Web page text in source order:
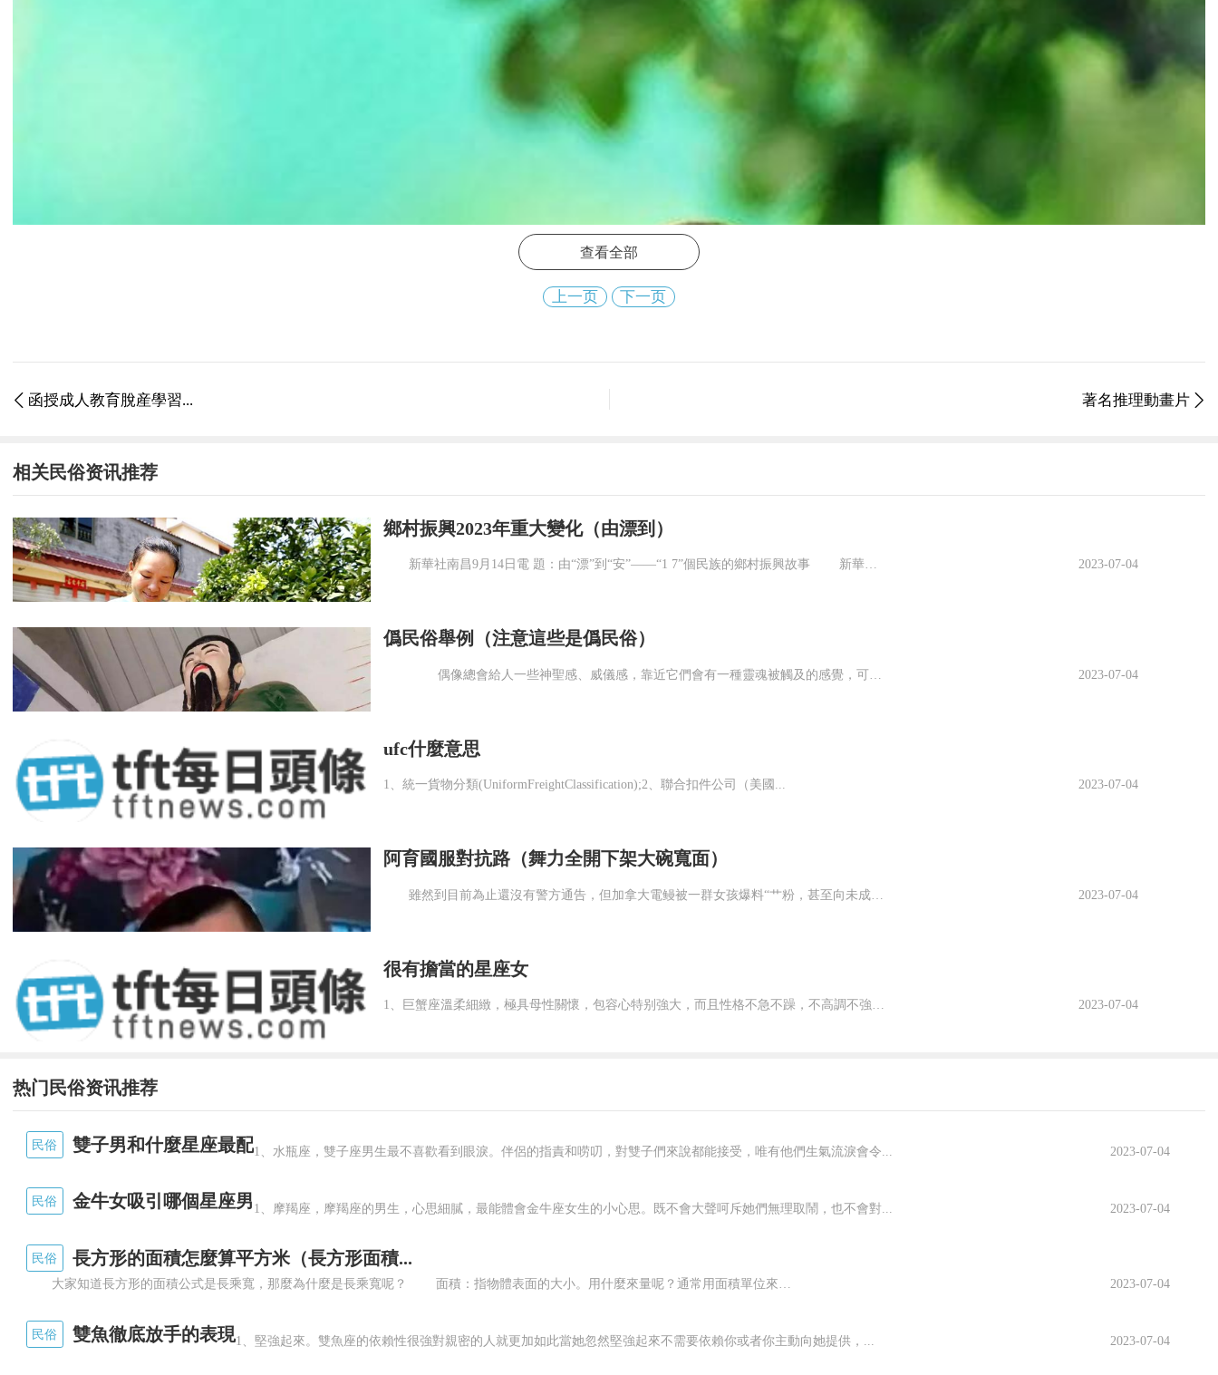
愛情鳥
查看全部
上一页 下一页
 函授成人教育脫産學習... 
著名推理動畫片
相关民俗资讯推荐
鄉村振興2023年重大變化（由漂到）
新華社南昌9月14日電 題：由“漂”到“安”——“1 7”個民族的鄉村振興故事 新華社記者袁慧晶 進入秋季，南方的太陽依舊火辣。 侗族姑娘黃志秀在自家的桃林裡忙着采摘桃膠，她額頭滲出的汗水和樹上分泌出來的桃膠，在陽光的照射下，閃閃亮亮的。 “這東西以前挂在樹上沒人要，如今賣70元一斤都有人搶着要。去年一年賣桃膠賺了3000多元。”黃志秀告... 2023-07-04
僞民俗舉例（注意這些是僞民俗）
2023-07-04
ufc什麼意思
1、統一貨物分類(UniformFreightClassification);2、聯合扣件公司（美國... 2023-07-04
阿育國服對抗路（舞力全開下架大碗寬面）
2023-07-04
很有擔當的星座女
2023-07-04
热门民俗资讯推荐
民俗 雙子男和什麼星座最配1、水瓶座，雙子座男生最不喜歡看到眼淚。伴侶的指責和唠叨，對雙子們來說都能接受，唯有他們生氣流淚會令... 2023-07-04
民俗 金牛女吸引哪個星座男1、摩羯座，摩羯座的男生，心思細膩，最能體會金牛座女生的小心思。既不會大聲呵斥她們無理取鬧，也不會對... 2023-07-04
民俗 長方形的面積怎麼算平方米（長方形面積...
2023-07-04
民俗 雙魚徹底放手的表現1、堅強起來。雙魚座的依賴性很強對親密的人就更加如此當她忽然堅強起來不需要依賴你或者你主動向她提供，... 2023-07-04